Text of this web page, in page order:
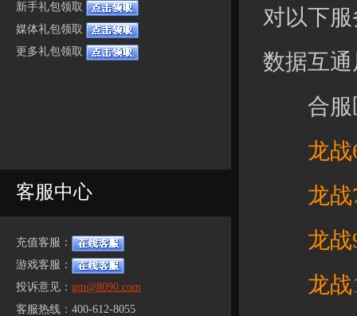
新手礼包领取
媒体礼包领取
更多礼包领取
客服中心
充值客服：
游戏客服：
投诉意见： gm@8090.com
客服热线：400-612-8055
对以下
数据互
合服
龙战
龙战
龙战
龙战